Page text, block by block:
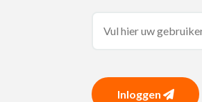
Inloggen